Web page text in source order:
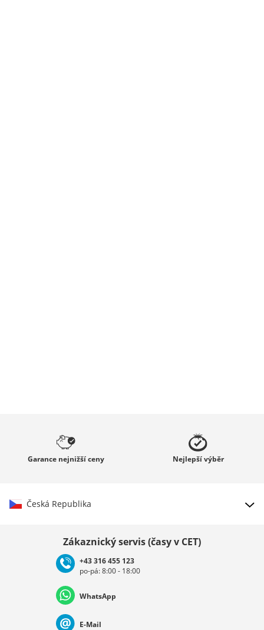
Garance nejnižší ceny Nejlepšívýběr
Česká Republika
Deutschland Österreich
Zákaznický servis (časy v CET)
+43 316 455 123
po-pá: 8:00 - 18:00
WhatsApp
E-Mail